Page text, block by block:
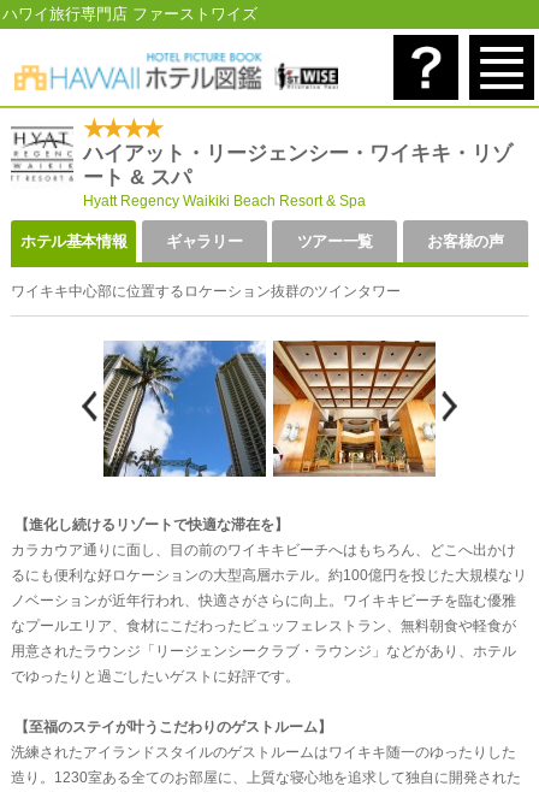
ハワイ旅行専門店 ファーストワイズ
★★★★
ハイアット・リージェンシー・ワイキキ・リゾ
ート & スパ
Hyatt Regency Waikiki Beach Resort & Spa
ワイキキ中心部に位置するロケーション抜群のツインタワー
【進化し続けるリゾートで快適な滞在を】
カラカウア通りに面し、目の前のワイキキビーチへはもちろん、どこへ出かけ
るにも便利な好ロケーションの大型高層ホテル。約100億円を投じた大規模なリ
ノベーションが近年行われ、快適さがさらに向上。ワイキキビーチを臨む優雅
なプールエリア、食材にこだわったビュッフェレストラン、無料朝食や軽食が
用意されたラウンジ「リージェンシークラブ・ラウンジ」などがあり、ホテル
でゆったりと過ごしたいゲストに好評です。
【至福のステイが叶うこだわりのゲストルーム】
洗練されたアイランドスタイルのゲストルームはワイキキ随一のゆったりした
造り。1230室ある全てのお部屋に、上質な寝心地を追求して独自に開発された
ホテル基本情報 ギャラリー ツアー一覧 お客様の声